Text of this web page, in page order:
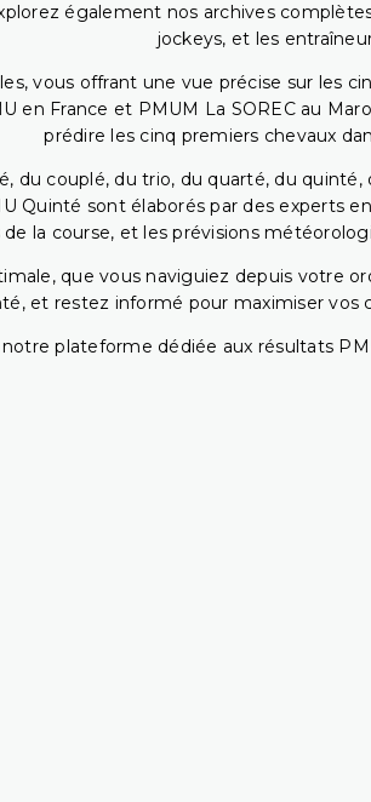
également nos archives
jockeys, et les
vous offrant une vue précise sur les
en France et PMUM La SOREC au
prédire les cinq premiers chevaux
du couplé, du trio, du quarté, du
Quinté sont élaborés par des experts
la course, et les prévisions
que vous naviguiez depuis votre
et restez informé pour maximiser vos
plateforme dédiée aux résultats